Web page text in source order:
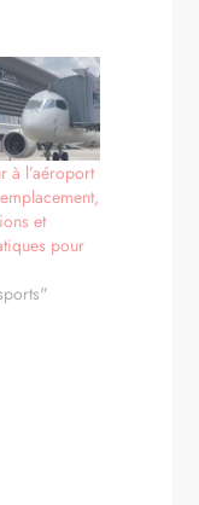
à l’aéroport
et
pour